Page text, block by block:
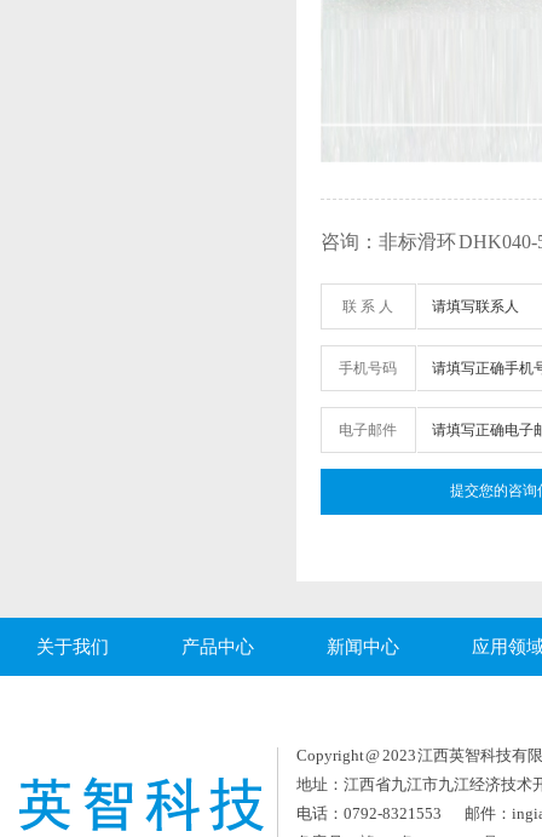
咨询：非标滑环 DHK040-
联 系 人
手机号码
电子邮件
关于我们 产品中心 新闻中心 应用领
Copyright @ 2023 江西英智科技有
地址：江西省九江市九江经济技术
电话：0792-8321553 邮件：